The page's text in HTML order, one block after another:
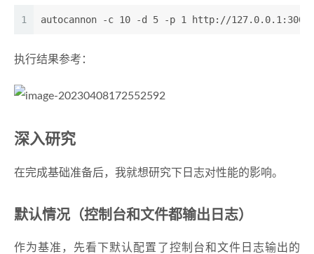
1 autocannon -c 10 -d 5 -p 1 http://127.0.0.1:3000
执行结果参考：
深入研究
在完成基础准备后，我就想研究下日志对性能的影响。
默认情况（控制台和文件都输出日志）
作为基准，先看下默认配置了控制台和文件日志输出的